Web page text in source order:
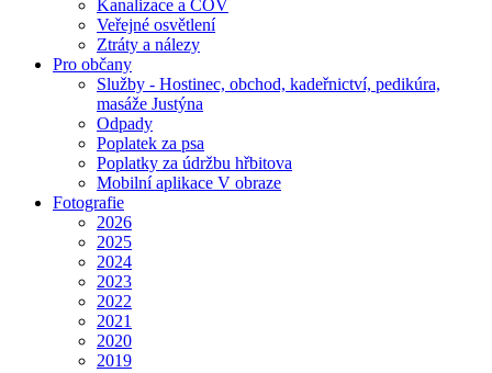
Kanalizace a ČOV
Veřejné osvětlení
Ztráty a nálezy
Pro občany
Služby - Hostinec, obchod, kadeřnictví, pedikúra,
masáže Justýna
Odpady
Poplatek za psa
Poplatky za údržbu hřbitova
Mobilní aplikace V obraze
Fotografie
2026
2025
2024
2023
2022
2021
2020
2019